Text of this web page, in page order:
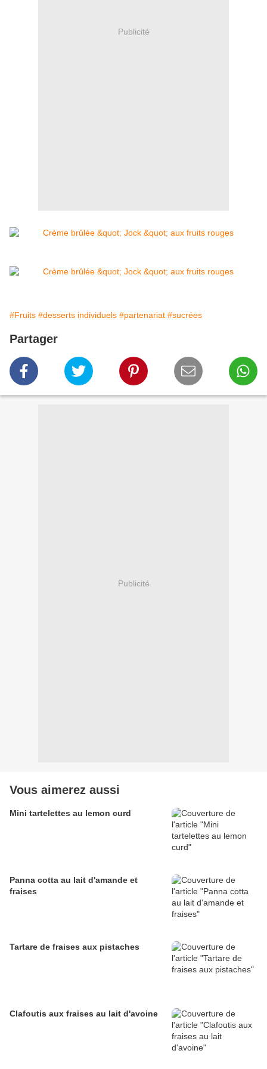
Publicité
#Fruits #desserts individuels #partenariat #sucrées
Partager
Publicité
Vous aimerez aussi
Mini tartelettes au lemon curd
Panna cotta au lait d'amande et
fraises
Tartare de fraises aux pistaches
Clafoutis aux fraises au lait d'avoine